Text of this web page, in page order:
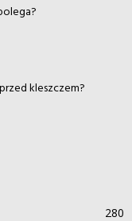
kleszczem?
280